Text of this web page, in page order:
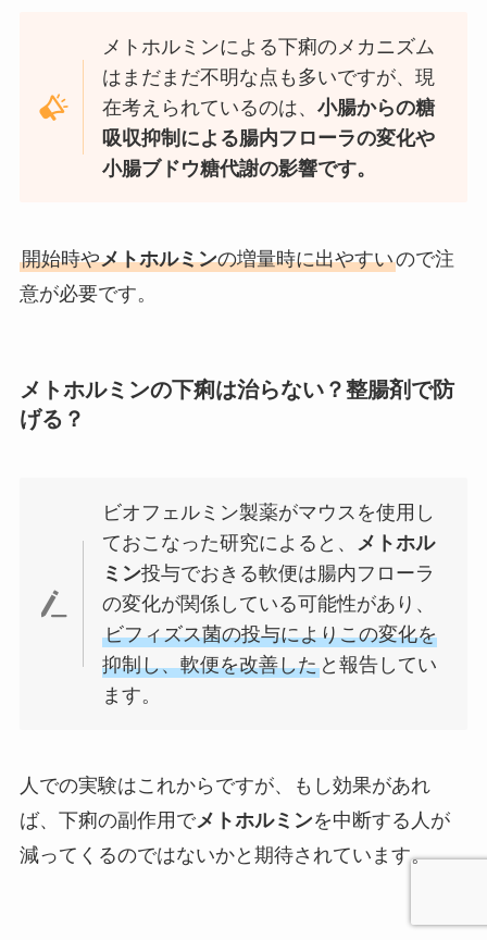
メトホルミンによる下痢のメカニズム
はまだまだ不明な点も多いですが、現
在考えられているのは、小腸からの糖
吸収抑制による腸内フローラの変化や
小腸ブドウ糖代謝の影響です。
開始時やメトホルミンの増量時に出やすいので注
意が必要です。
メトホルミンの下痢は治らない？整腸剤で防
げる？
ビオフェルミン製薬がマウスを使用し
ておこなった研究によると、
メトホル
ミン投与でおきる軟便は腸内フローラ
の変化が関係している可能性があり、
ビフィズス菌の投与によりこの変化を
抑制し、軟便を改善した と報告してい
ます。
人での実験はこれからですが、もし効果があれ
ば、下痢の副作用でメトホルミンを中断する人が
減ってくるのではないかと期待されています。